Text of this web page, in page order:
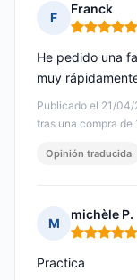
F
Franck
Nota: 5 de 5
Publicado el 21/04/
tras una compra de
He pedido una
muy
Opinión traducida
M
michèle P.
Nota: 5 de 5
Practica